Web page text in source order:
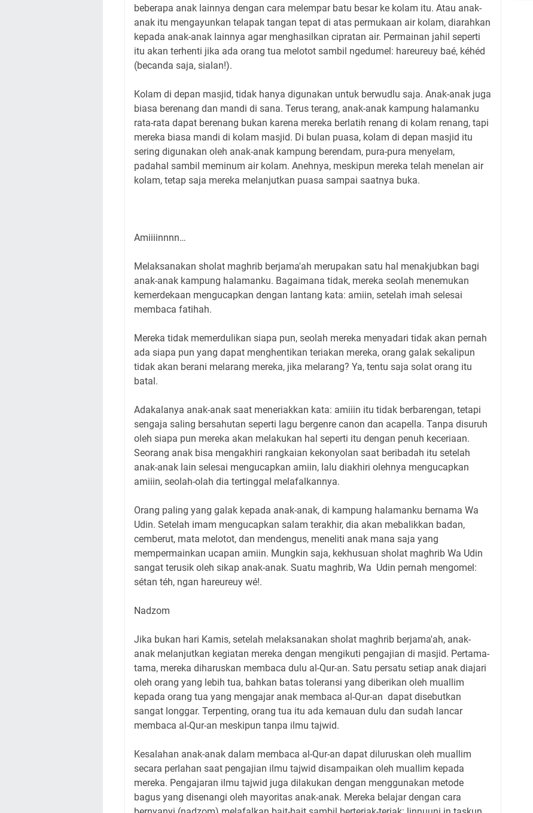
beberapa anak lainnya dengan cara melempar batu besar ke kolam itu. Atau anak-
anak itu mengayunkan telapak tangan tepat di atas permukaan air kolam, diarahkan
kepada anak-anak lainnya agar menghasilkan cipratan air. Permainan jahil seperti
itu akan terhenti jika ada orang tua melotot sambil ngedumel: hareureuy baé, kéhéd
(becanda saja, sialan!).
Kolam di depan masjid, tidak hanya digunakan untuk berwudlu saja. Anak-anak juga
biasa berenang dan mandi di sana. Terus terang, anak-anak kampung halamanku
rata-rata dapat berenang bukan karena mereka berlatih renang di kolam renang, tapi
mereka biasa mandi di kolam masjid. Di bulan puasa, kolam di depan masjid itu
sering digunakan oleh anak-anak kampung berendam, pura-pura menyelam,
padahal sambil meminum air kolam. Anehnya, meskipun mereka telah menelan air
kolam, tetap saja mereka melanjutkan puasa sampai saatnya buka.
Amiiiinnnn…
Melaksanakan sholat maghrib berjama'ah merupakan satu hal menakjubkan bagi
anak-anak kampung halamanku. Bagaimana tidak, mereka seolah menemukan
kemerdekaan mengucapkan dengan lantang kata: amiin, setelah imah selesai
membaca fatihah.
Mereka tidak memerdulikan siapa pun, seolah mereka menyadari tidak akan pernah
ada siapa pun yang dapat menghentikan teriakan mereka, orang galak sekalipun
tidak akan berani melarang mereka, jika melarang? Ya, tentu saja solat orang itu
batal.
Adakalanya anak-anak saat meneriakkan kata: amiiin itu tidak berbarengan, tetapi
sengaja saling bersahutan seperti lagu bergenre canon dan acapella. Tanpa disuruh
oleh siapa pun mereka akan melakukan hal seperti itu dengan penuh keceriaan.
Seorang anak bisa mengakhiri rangkaian kekonyolan saat beribadah itu setelah
anak-anak lain selesai mengucapkan amiin, lalu diakhiri olehnya mengucapkan
amiiin, seolah-olah dia tertinggal melafalkannya.
Orang paling yang galak kepada anak-anak, di kampung halamanku bernama Wa
Udin. Setelah imam mengucapkan salam terakhir, dia akan mebalikkan badan,
cemberut, mata melotot, dan mendengus, meneliti anak mana saja yang
mempermainkan ucapan amiin. Mungkin saja, kekhusuan sholat maghrib Wa Udin
sangat terusik oleh sikap anak-anak. Suatu maghrib, Wa Udin pernah mengomel:
sétan téh, ngan hareureuy wé!.
Nadzom
Jika bukan hari Kamis, setelah melaksanakan sholat maghrib berjama'ah, anak-
anak melanjutkan kegiatan mereka dengan mengikuti pengajian di masjid. Pertama-
tama, mereka diharuskan membaca dulu al-Qur-an. Satu persatu setiap anak diajari
oleh orang yang lebih tua, bahkan batas toleransi yang diberikan oleh muallim
kepada orang tua yang mengajar anak membaca al-Qur-an dapat disebutkan
sangat longgar. Terpenting, orang tua itu ada kemauan dulu dan sudah lancar
membaca al-Qur-an meskipun tanpa ilmu tajwid.
Kesalahan anak-anak dalam membaca al-Qur-an dapat diluruskan oleh muallim
secara perlahan saat pengajian ilmu tajwid disampaikan oleh muallim kepada
mereka. Pengajaran ilmu tajwid juga dilakukan dengan menggunakan metode
bagus yang disenangi oleh mayoritas anak-anak. Mereka belajar dengan cara